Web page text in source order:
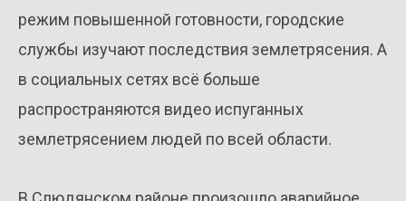
режим повышенной готовности, городские
службы изучают последствия землетрясения. А
в социальных сетях всё больше
распространяются видео испуганных
землетрясением людей по всей области.